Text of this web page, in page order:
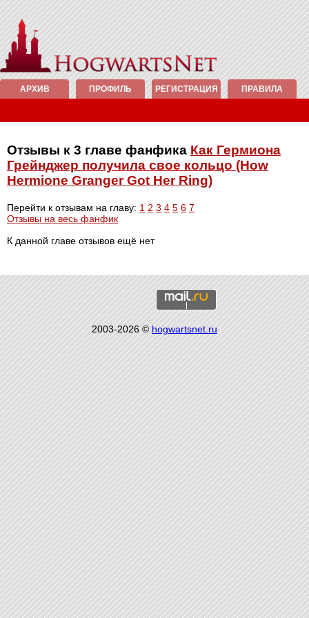
АРХИВ ПРОФИЛЬ РЕГИСТРАЦИЯ ПРАВИЛА
Отзывы к 3 главе фанфика Как Гермиона
Грейнджер получила свое кольцо (How
Hermione Granger Got Her Ring)
Перейти к отзывам на главу: 1 2 3 4 5 6 7
Отзывы на весь фанфик
К данной главе отзывов ещё нет
2003-2026 ©hogwartsnet.ru